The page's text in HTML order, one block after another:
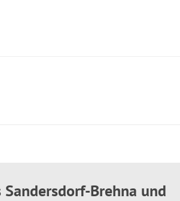
Brehna und